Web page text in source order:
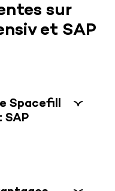
sur
et SAP
Spacefill
les